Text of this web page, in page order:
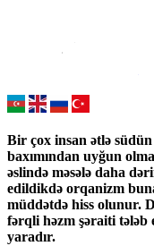
Bir çox insan ətlə
baxımından uyğun
əslində məsələ daha
edildikdə orqanizm
müddətdə hiss olunur.
fərqli həzm şəraiti tələb
yaradır.